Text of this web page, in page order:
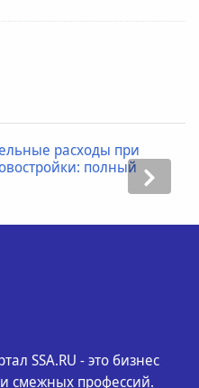
расходы при
полный
SSA.RU - это бизнес
смежных профессий.